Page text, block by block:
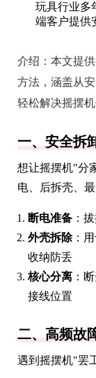
玩具行业多
端客户提供
介绍： 本文提
方法，涵盖从
轻松解决摇摆机
一、安全拆
想让摇摆机"分
电、后拆壳、
断电准备 ：
外壳拆除：
收纳防丢
核心分离 ：
接线位置
二、高频故
遇到摇摆机"罢